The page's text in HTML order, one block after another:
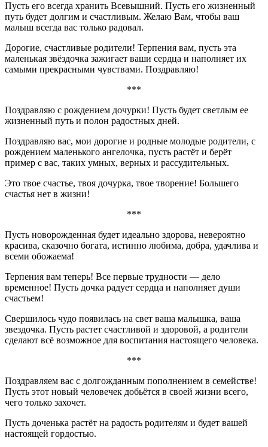
Пусть его всегда хранить Всевышний. Пусть его жизненный
путь будет долгим и счастливым. Желаю Вам, чтобы ваш
малыш всегда вас только радовал.
Дорогие, счастливые родители! Терпения вам, пусть эта
маленькая звёздочка зажигает ваши сердца и наполняет их
самыми прекрасными чувствами. Поздравляю!
***
Поздравляю с рождением дочурки! Пусть будет светлым ее
жизненный путь и полон радостных дней.
Поздравляю вас, мои дорогие и родные молодые родители, с
рождением маленького ангелочка, пусть растёт и берёт
пример с вас, таких умных, верных и рассудительных.
Это твое счастье, твоя дочурка, твое творение! Большего
счастья нет в жизни!
***
Пусть новорожденная будет идеально здорова, невероятно
красива, сказочно богата, истинно любима, добра, удачлива и
всеми обожаема!
Терпения вам теперь! Все первые трудности — дело
временное! Пусть дочка радует сердца и наполняет души
счастьем!
Свершилось чудо появилась на свет ваша малышка, ваша
звездочка. Пусть растет счастливой и здоровой, а родители
сделают всё возможное для воспитания настоящего человека.
***
Поздравляем вас с долгожданным пополнением в семействе!
Пусть этот новый человечек добьётся в своей жизни всего,
чего только захочет.
Пусть доченька растёт на радость родителям и будет вашей
настоящей гордостью.